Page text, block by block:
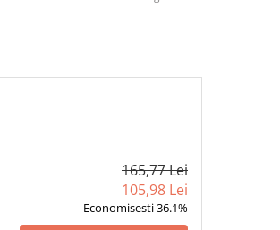
165,77 Lei
105,98 Lei
Economisesti 36.1%